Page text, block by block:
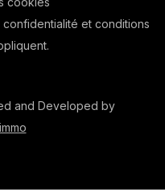
confidentialité et conditions
and Developed by